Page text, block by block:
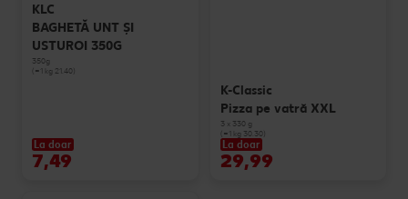
KLC
BAGHETĂ UNT ȘI
USTUROI 350G
350g
(=1 kg 21.40)
La doar
7,49
K-Classic
Pizza pe vatră XXL
3 x 330 g
(=1 kg 30.30)
La doar
29,99